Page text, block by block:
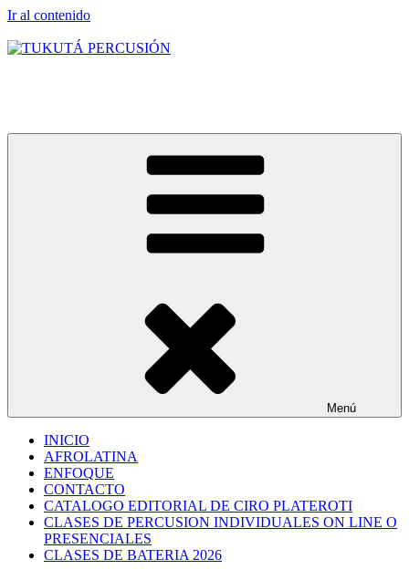
Ir al contenido
Menú
INICIO
AFROLATINA
ENFOQUE
CONTACTO
CATALOGO EDITORIAL DE CIRO PLATEROTI
CLASES DE PERCUSION INDIVIDUALES ON LINE O
PRESENCIALES
CLASES DE BATERIA 2026